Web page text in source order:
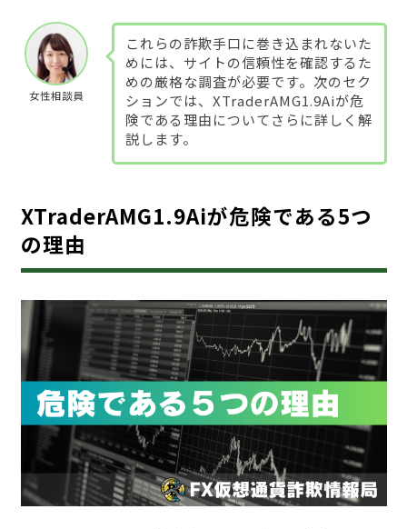
女性相談員
これらの詐欺手口に巻き込まれないた
めには、サイトの信頼性を確認するた
めの厳格な調査が必要です。次のセク
ションでは、XTraderAMG1.9Aiが危
険である理由についてさらに詳しく解
説します。
XTraderAMG1.9Aiが危険である5つ
の理由